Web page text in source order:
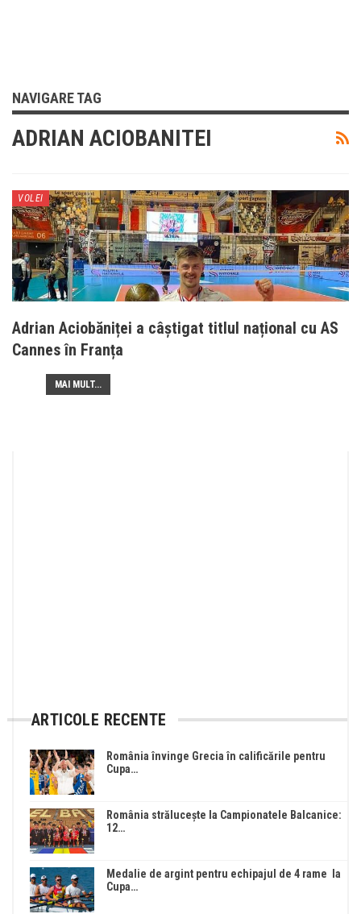
NAVIGARE TAG
ADRIAN ACIOBANITEI
VOLEI
Adrian Aciobăniței a câștigat titlul național cu AS
Cannes în Franța
MAI MULT...
ARTICOLE RECENTE
România învinge Grecia în calificările pentru
Cupa…
România strălucește la Campionatele Balcanice:
12…
Medalie de argint pentru echipajul de 4 rame la
Cupa…